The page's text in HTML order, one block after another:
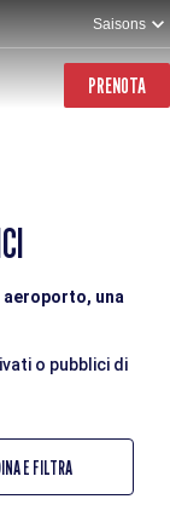
Saisons
PRENOTA
una
o pubblici di
E FILTRA